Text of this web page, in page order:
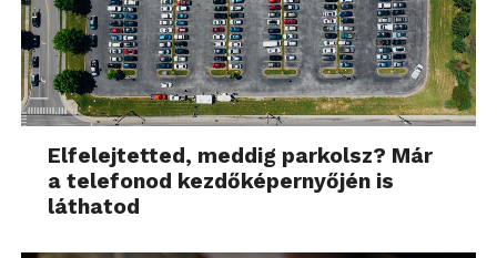
Elfelejtetted, meddig parkolsz? Már
a telefonod kezdőképernyőjén is
láthatod